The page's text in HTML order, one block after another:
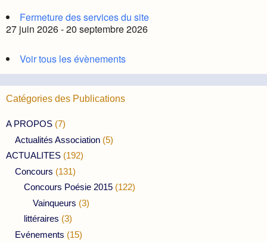
Fermeture des services du site
27 juin 2026 - 20 septembre 2026
Voir tous les évènements
Catégories des Publications
A PROPOS (7)
Actualités Association (5)
ACTUALITES (192)
Concours (131)
Concours Poésie 2015 (122)
Vainqueurs (3)
littéraires (3)
Evénements (15)